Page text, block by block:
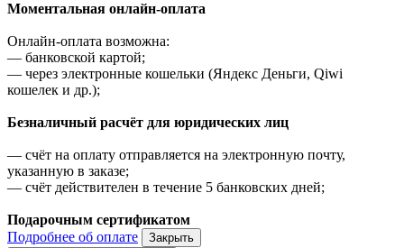
Моментальная онлайн-оплата
Онлайн-оплата возможна:
— банковской картой;
— через электронные кошельки (Яндекс Деньги, Qiwi
кошелек и др.);
Безналичный расчёт для юридических лиц
— счёт на оплату отправляется на электронную почту,
указанную в заказе;
— счёт действителен в течение 5 банковских дней;
Подарочным сертификатом
Подробнее об оплате
Закрыть